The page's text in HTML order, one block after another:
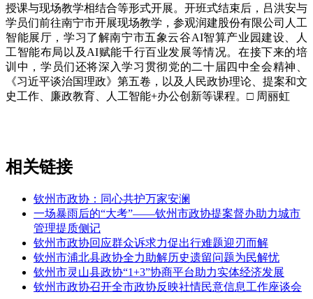
授课与现场教学相结合等形式开展。开班式结束后，吕洪安与
学员们前往南宁市开展现场教学，参观润建股份有限公司人工
智能展厅，学习了解南宁市五象云谷AI智算产业园建设、人
工智能布局以及AI赋能千行百业发展等情况。在接下来的培
训中，学员们还将深入学习贯彻党的二十届四中全会精神、
《习近平谈治国理政》第五卷，以及人民政协理论、提案和文
史工作、廉政教育、人工智能+办公创新等课程。□ 周丽虹
相关链接
钦州市政协：同心共护万家安澜
一场暴雨后的“大考”——钦州市政协提案督办助力城市
管理提质侧记
钦州市政协回应群众诉求力促出行难题迎刃而解
钦州市浦北县政协全力助解历史遗留问题为民解忧
钦州市灵山县政协“1+3”协商平台助力实体经济发展
钦州市政协召开全市政协反映社情民意信息工作座谈会